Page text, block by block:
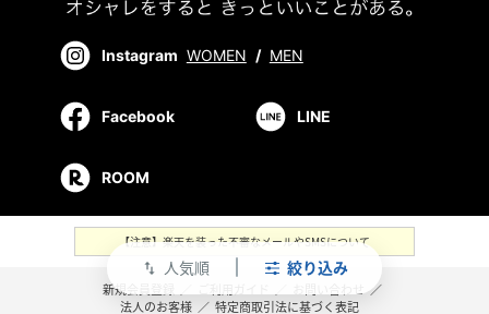
swap_vert 人気順 絞り込み
Instagram WOMEN / MEN
Facebook LINE
ROOM
【注意】楽天を装った不審なメールやSMSについて
新規会員登録 お問い合わせ ／
法人のお客様 ／ 特定商取引法に基づく表記